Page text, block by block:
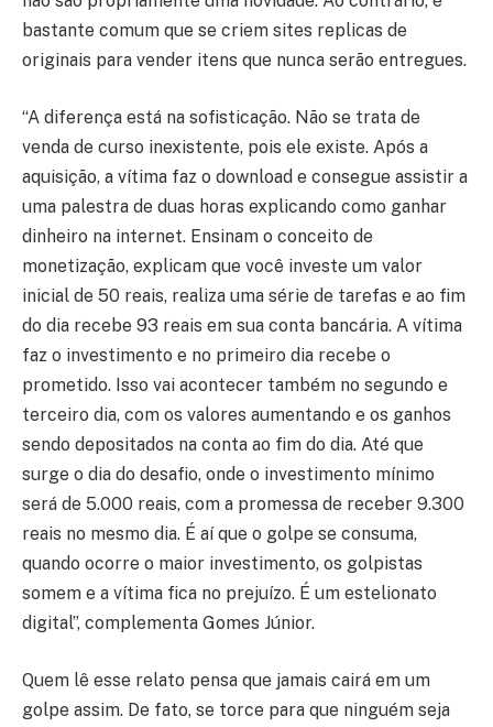
bastante comum que se criem sites replicas de
originais para vender itens que nunca serão entregues.
“A diferença está na sofisticação. Não se trata de
venda de curso inexistente, pois ele existe. Após a
aquisição, a vítima faz o download e consegue assistir a
uma palestra de duas horas explicando como ganhar
dinheiro na internet. Ensinam o conceito de
monetização, explicam que você investe um valor
inicial de 50 reais, realiza uma série de tarefas e ao fim
do dia recebe 93 reais em sua conta bancária. A vítima
faz o investimento e no primeiro dia recebe o
prometido. Isso vai acontecer também no segundo e
terceiro dia, com os valores aumentando e os ganhos
sendo depositados na conta ao fim do dia. Até que
surge o dia do desafio, onde o investimento mínimo
será de 5.000 reais, com a promessa de receber 9.300
reais no mesmo dia. É aí que o golpe se consuma,
quando ocorre o maior investimento, os golpistas
somem e a vítima fica no prejuízo. É um estelionato
digital”, complementa Gomes Júnior.
Quem lê esse relato pensa que jamais cairá em um
golpe assim. De fato, se torce para que ninguém seja